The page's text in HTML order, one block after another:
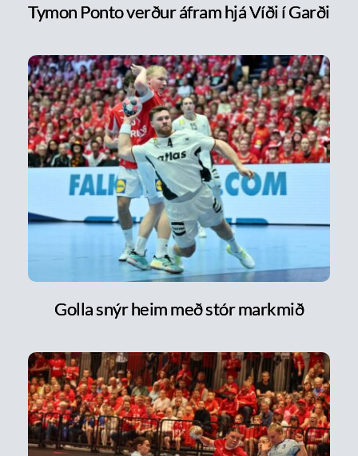
Tymon Ponto verður áfram hjá Víði í Garði
Golla snýr heim með stór markmið